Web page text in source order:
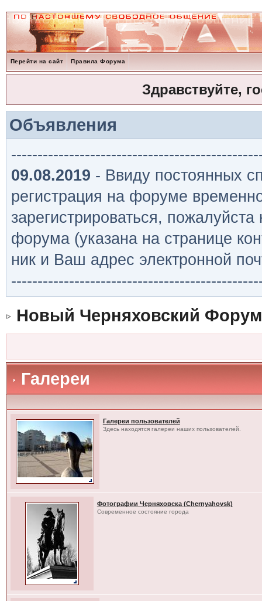
Перейти на сайт Правила Форума
Здравствуйте,
Объявления
09.08.2019 - Ввиду постоянных
регистрация на форуме
зарегистрироваться,
форума (указана на странице
ник и Ваш адрес электронной
Новый Черняховский Форум
Галереи
Галереи пользователей
Здесь находятся галереи наших пользователей.
Фотографии Черняховска (Chernyahovsk)
Современное состояние города